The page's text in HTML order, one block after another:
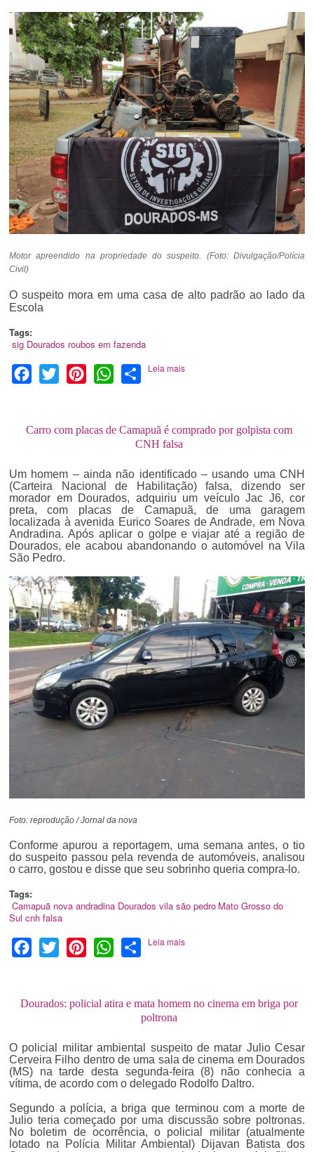
Motor apreendido na propriedade do suspeito. (Foto: Divulgação/Polícia
Civil)
O suspeito mora em uma casa de alto padrão ao lado da
Escola
Tags:
sig Dourados roubos em fazenda
Facebook
Twitter PinterestWhatsApp
Share
Leia mais
Carro com placas de Camapuã é comprado por golpista com
CNH falsa
Um homem – ainda não identificado – usando uma CNH
(Carteira Nacional de Habilitação) falsa, dizendo ser
morador em Dourados, adquiriu um veículo Jac J6, cor
preta, com placas de Camapuã, de uma garagem
localizada à avenida Eurico Soares de Andrade, em Nova
Andradina. Após aplicar o golpe e viajar até a região de
Dourados, ele acabou abandonando o automóvel na Vila
São Pedro.
Foto: reprodução / Jornal da nova
Conforme apurou a reportagem, uma semana antes, o tio
do suspeito passou pela revenda de automóveis, analisou
o carro, gostou e disse que seu sobrinho queria compra-lo.
Tags:
Camapuã nova andradina Dourados vila são pedro Mato Grosso do
Sul cnh falsa
Facebook
Twitter PinterestWhatsApp
Share
Leia mais
Dourados: policial atira e mata homem no cinema em briga por
poltrona
O policial militar ambiental suspeito de matar Julio Cesar
Cerveira Filho dentro de uma sala de cinema em Dourados
(MS) na tarde desta segunda-feira (8) não conhecia a
vítima, de acordo com o delegado Rodolfo Daltro.
Segundo a polícia, a briga que terminou com a morte de
Julio teria começado por uma discussão sobre poltronas.
No boletim de ocorrência, o policial militar (atualmente
lotado na Polícia Militar Ambiental) Dijavan Batista dos